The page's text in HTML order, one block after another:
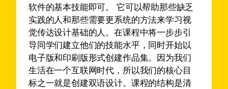
软件的基本技能即可。 它可以帮助那些缺乏
实践的人和那些需要更系统的方法来学习视
觉传达设计基础的人。在课程中将一步步引
导同学们建立他们的技能水平，同时开始以
电子版和印刷版形式创建作品集。因为我们
生活在一个互联网时代，所以我们的核心目
标之一就是创建双语设计。课程的结构是清